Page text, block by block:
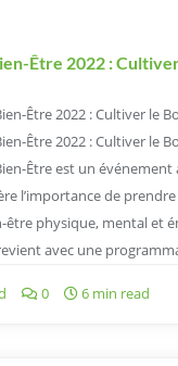
Être 2022 :
Être 2022 : Cultiver le
Être 2022 : Cultiver le
Être est un
l’importance de
physique, mental et
avec une
0 6 min read